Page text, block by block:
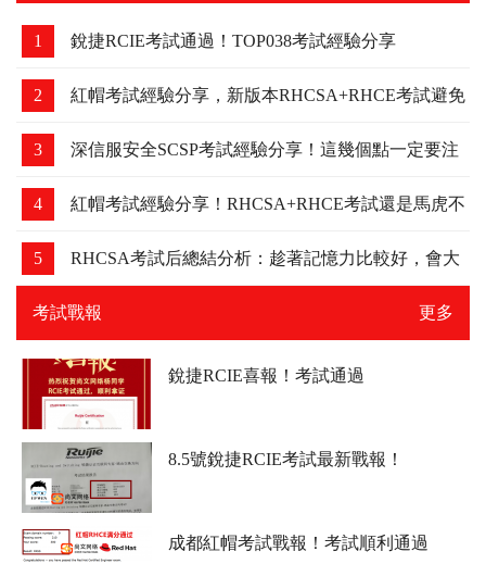
1 銳捷RCIE考試通過！TOP038考試經驗分享
2 紅帽考試經驗分享，新版本RHCSA+RHCE考試避免
踩坑
3 深信服安全SCSP考試經驗分享！這幾個點一定要注
意，我差點吃了虧！
4 紅帽考試經驗分享！RHCSA+RHCE考試還是馬虎不
得，細節要注意下！
5 RHCSA考試后總結分析：趁著記憶力比較好，會大
家分享下
考試戰報 更多
銳捷RCIE喜報！考試通過
8.5號銳捷RCIE考試最新戰報！
成都紅帽考試戰報！考試順利通過